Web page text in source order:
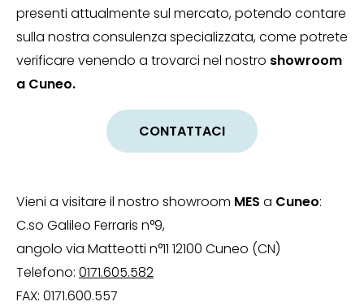
presenti attualmente sul mercato, potendo contare
sulla nostra consulenza specializzata, come potrete
verificare venendo a trovarci nel nostro showroom
a Cuneo.
CONTATTACI
Vieni a visitare il nostro showroom MES a Cuneo:
C.so Galileo Ferraris n°9,
angolo via Matteotti n°11 12100 Cuneo (CN)
Telefono: 0171.605.582
FAX: 0171.600.557